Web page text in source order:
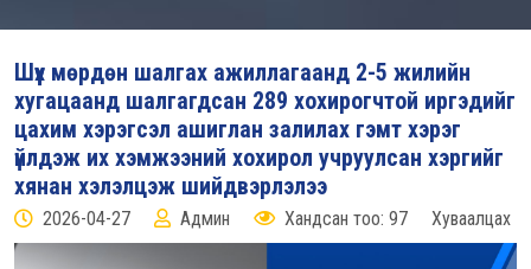
Шүүх мөрдөн шалгах ажиллагаанд 2-5 жилийн
хугацаанд шалгагдсан 289 хохирогчтой иргэдийг
цахим хэрэгсэл ашиглан залилах гэмт хэрэг
үйлдэж их хэмжээний хохирол учруулсан хэргийг
хянан хэлэлцэж шийдвэрлэлээ
2026-04-27 Админ Хандсан тоо: 97 Хуваалцах